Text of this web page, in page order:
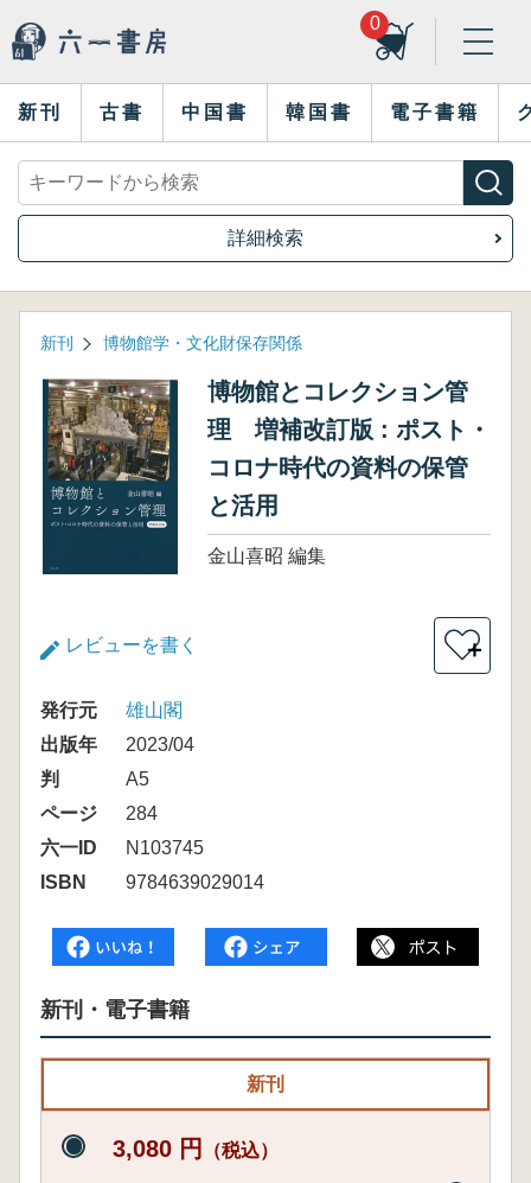
0
新刊 古書 中国書 韓国書 電子書籍
詳細検索
新刊 博物館学・文化財保存関係
博物館とコレクション管
理 増補改訂版 : ポスト・
コロナ時代の資料の保管
と活用
金山喜昭 編集
レビューを書く ＋
発行元
雄山閣
出版年
2023/04
判
A5
ページ
284
六一ID
N103745
ISBN
9784639029014
新刊・電子書籍
新刊
3,080 円 （税込）